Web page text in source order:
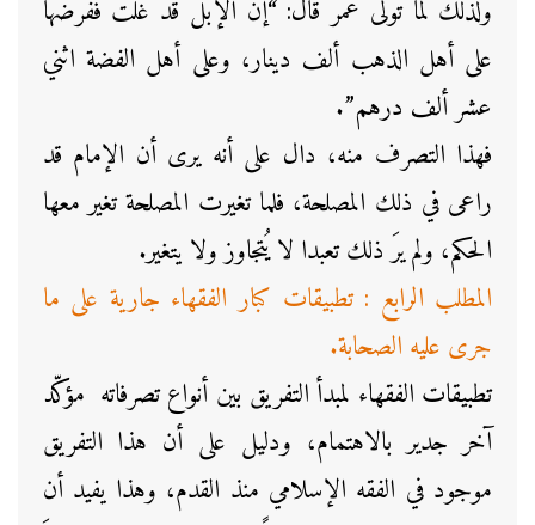
ولذلك لما تولى عمر قال: “إن الإبل قد غلت ففرضها
على أهل الذهب ألف دينار، وعلى أهل الفضة اثني
عشر ألف درهم”.
فهذا التصرف منه، دال على أنه يرى أن الإمام قد
راعى في ذلك المصلحة، فلما تغيرت المصلحة تغير معها
الحكم، ولم يرَ ذلك تعبدا لا يُتجاوز ولا يتغير.
المطلب الرابع : تطبيقات كبار الفقهاء جارية على ما
جرى عليه الصحابة.
تطبيقات الفقهاء لمبدأ التفريق بين أنواع تصرفاته مؤكّد
آخر جدير بالاهتمام، ودليل على أن هذا التفريق
موجود في الفقه الإسلامي منذ القدم، وهذا يفيد أن